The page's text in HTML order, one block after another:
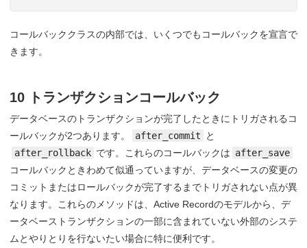
コールバッククラスの内部では、いくつでもコールバックを宣言で
きます。
10 トランザクションコールバック
データベースのトランザクションが完了したときにトリガされるコ
ールバックが2つあります。
after_commit
と
after_rollback です。これらのコールバックは after_save
コールバックときわめて似通っていますが、データベースの変更の
コミットまたはロールバックが完了するまでトリガされない点が異
なります。これらのメソッドは、Active Recordのモデルから、デ
ータベーストランザクションの一部に含まれていない外部のシステ
ムとやりとりを行ないたい場合に特に便利です。